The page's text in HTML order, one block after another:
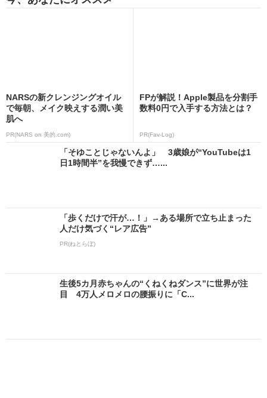
NARSの新クレンジングオイル
で毎朝、メイク映えする潤い美
肌へ
PR(NARS on 美的.com)
FPが解説！Apple製品を分割手
数料0円で入手する方法とは？
PR(Fav-Log)
「そゆことじゃないんよ」 3歳娘が“YouTubeは1
日1時間半”を我慢できず…...
「歩くだけで汗が…！」→ある場所で立ち止まった
人だけ気づく“レア広告”
PR(ねとらぼ)
生後5カ月赤ちゃんの“くねくねダンス”に世界が注
目 4万人メロメロの腰振りに「C...